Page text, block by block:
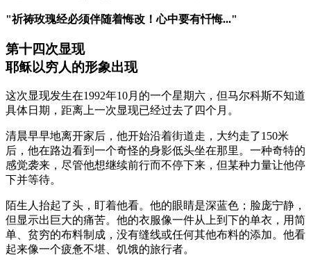
"祈祷玫瑰经必须伴随着悔改！心中要有忏悔..."
第十四次显现
耶稣以穷人的形象出现
这次显现发生在1992年10月的一个星期六，但马尔科斯不知道
具体日期，距离上一次显现已经过去了四个月。
清晨早早地离开家后，他开始沿着街道走，大约走了150米
后，他在路边看到一个奇怪的身影低头坐在那里。一种奇特的
感觉袭来，尽管他想继续前行而不停下来，但某种力量让他停
下并等待。
陌生人抬起了头，盯着他看。他的眼睛是深蓝色；脸庞宁静，
但显示出巨大的痛苦。他的衣服像一件从上到下的单衣，用简
单、贫穷的布料制成，没有缝线或任何其他布料的添加。他看
起来像一个疲惫不堪、饥饿的旅行者。